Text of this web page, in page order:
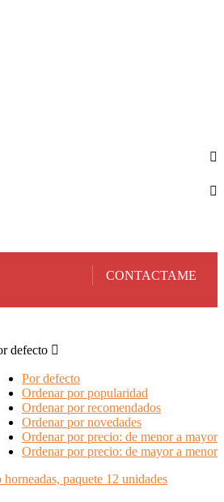
CONTACTAME
defecto
Por defecto
Ordenar por popularidad
Ordenar por recomendados
Ordenar por novedades
Ordenar por precio: de menor a mayor
Ordenar por precio: de mayor a menor